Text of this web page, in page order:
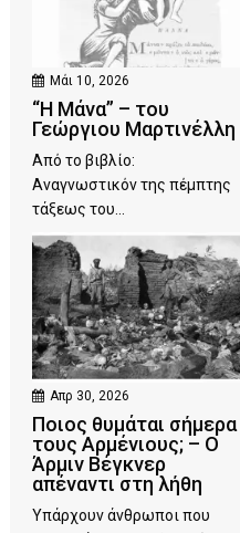
Μάι 10, 2026
“Η Μάνα” – του
Γεώργιου Μαρτινέλλη
Από το βιβλίο:
Αναγνωστικόν της πέμπτης
τάξεως του...
Απρ 30, 2026
Ποιος θυμάται σήμερα
τους Αρμένιους; – Ο
Άρμιν Βέγκνερ
απέναντι στη λήθη
Υπάρχουν άνθρωποι που